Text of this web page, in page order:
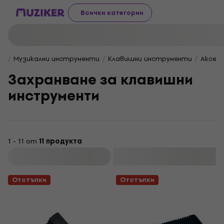
Всички категории
Музикални инструменти Клавишни инструменти
Захранване за клавишни
инструменти
1 - 11 от 11 продукта
Отстъпки Отстъпки